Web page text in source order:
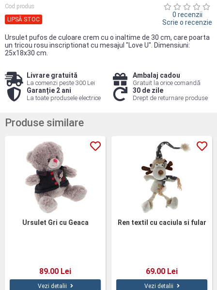
Cod produs
LIPSĂ STOC
0 recenzii
Scrie o recenzie
Ursulet pufos de culoare crem cu o inaltime de 30 cm, care poarta
un tricou rosu inscriptionat cu mesajul "Love U". Dimensiuni:
25x18x30 cm.
Livrare gratuită
La comenzi peste 300 Lei
Ambalaj cadou
Gratuit la orice comandă
Garanție 2 ani
La toate produsele electrice
30 de zile
Drept de returnare produse
Produse similare
Ursulet Gri cu Geaca
89.00 Lei
Vezi detalii
Ren textil cu caciula si fular
69.00 Lei
Vezi detalii